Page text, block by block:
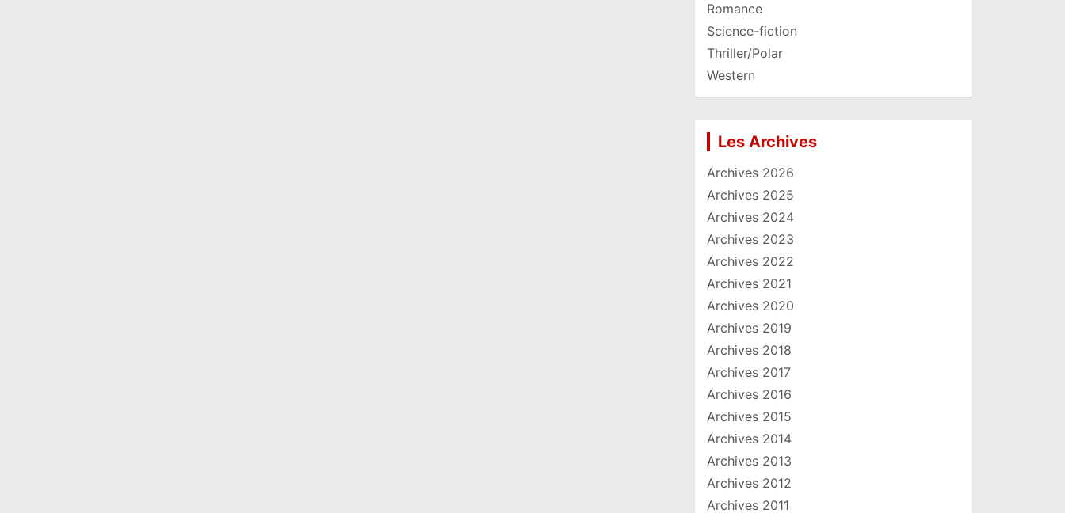
Romance
Science-fiction
Thriller/Polar
Western
Les Archives
Archives 2026
Archives 2025
Archives 2024
Archives 2023
Archives 2022
Archives 2021
Archives 2020
Archives 2019
Archives 2018
Archives 2017
Archives 2016
Archives 2015
Archives 2014
Archives 2013
Archives 2012
Archives 2011